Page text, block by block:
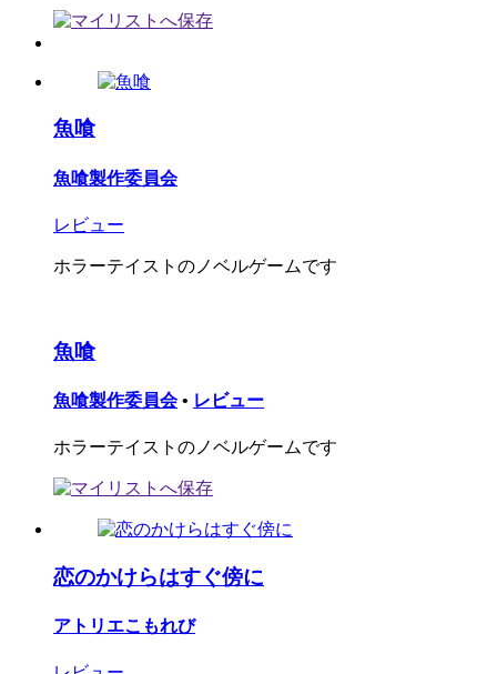
魚喰
魚喰製作委員会
レビュー
ホラーテイストのノベルゲームです
魚喰
魚喰製作委員会 • レビュー
ホラーテイストのノベルゲームです
恋のかけらはすぐ傍に
アトリエこもれび